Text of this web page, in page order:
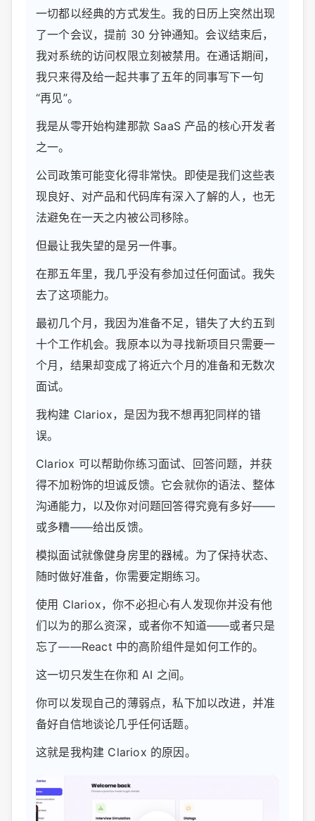
一切都以经典的方式发生。我的日历上突然出现
了一个会议，提前 30 分钟通知。会议结束后，
我对系统的访问权限立刻被禁用。在通话期间，
我只来得及给一起共事了五年的同事写下一句
“再见”。
我是从零开始构建那款 SaaS 产品的核心开发者
之一。
公司政策可能变化得非常快。即使是我们这些表
现良好、对产品和代码库有深入了解的人，也无
法避免在一天之内被公司移除。
但最让我失望的是另一件事。
在那五年里，我几乎没有参加过任何面试。我失
去了这项能力。
最初几个月，我因为准备不足，错失了大约五到
十个工作机会。我原本以为寻找新项目只需要一
个月，结果却变成了将近六个月的准备和无数次
面试。
我构建 Clariox，是因为我不想再犯同样的错
误。
Clariox 可以帮助你练习面试、回答问题，并获
得不加粉饰的坦诚反馈。它会就你的语法、整体
沟通能力，以及你对问题回答得究竟有多好——
或多糟——给出反馈。
模拟面试就像健身房里的器械。为了保持状态、
随时做好准备，你需要定期练习。
使用 Clariox，你不必担心有人发现你并没有他
们以为的那么资深，或者你不知道——或者只是
忘了——React 中的高阶组件是如何工作的。
这一切只发生在你和 AI 之间。
你可以发现自己的薄弱点，私下加以改进，并准
备好自信地谈论几乎任何话题。
这就是我构建 Clariox 的原因。